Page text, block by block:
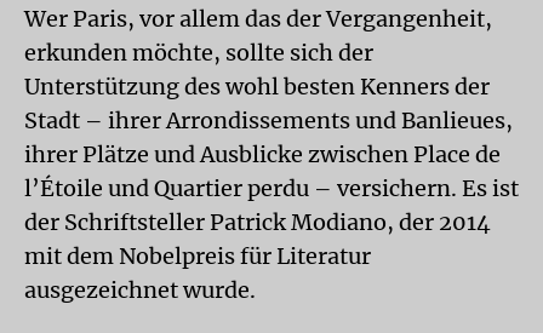
Wer Paris, vor allem das der Vergangenheit,
erkunden möchte, sollte sich der
Unterstützung des wohl besten Kenners der
Stadt – ihrer Arrondissements und Banlieues,
ihrer Plätze und Ausblicke zwischen Place de
l’Étoile und Quartier perdu – versichern. Es ist
der Schriftsteller Patrick Modiano, der 2014
mit dem Nobelpreis für Literatur
ausgezeichnet wurde.